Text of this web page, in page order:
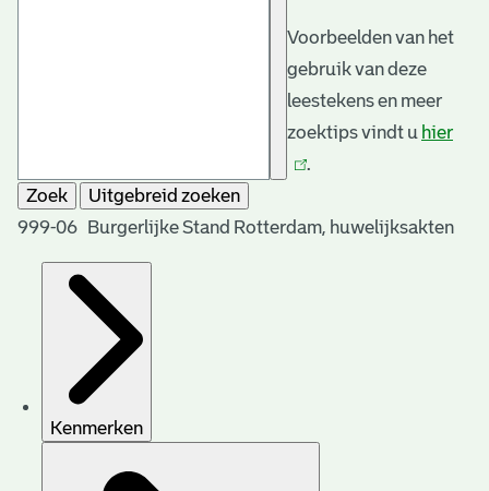
Voorbeelden van het
gebruik van deze
leestekens en meer
zoektips vindt u hier
.
Zoek
Uitgebreid zoeken
999-06 Burgerlijke Stand Rotterdam, huwelijksakten
Kenmerken